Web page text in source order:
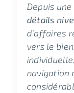
Depuis
détails
d’affaires
vers le
navigation